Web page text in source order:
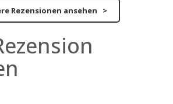
Rezensionen ansehen >